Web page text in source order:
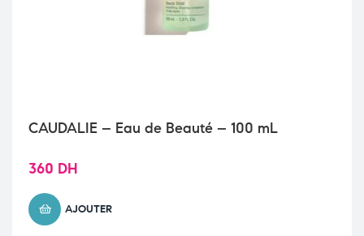
CAUDALIE – Eau de Beauté – 100 mL
360 DH
AJOUTER